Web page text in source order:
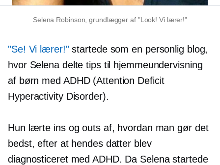
Selena Robinson, grundlægger af "Look! Vi lærer!"
"Se! Vi lærer!"startede som en personlig blog,
hvor Selena delte tips til hjemmeundervisning
af børn med ADHD (Attention Deficit
Hyperactivity Disorder).
Hun lærte ins og outs af, hvordan man gør det
bedst, efter at hendes datter blev
diagnosticeret med ADHD. Da Selena startede